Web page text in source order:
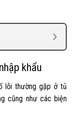
khẩu
lỗi thường gặp ở tủ
cũng như các biện